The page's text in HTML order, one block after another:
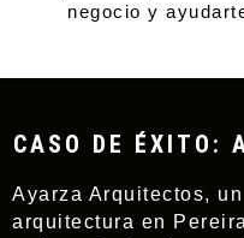
negocio y
CASO DE ÉXITO:
Ayarza Arquitectos,
arquitectura en